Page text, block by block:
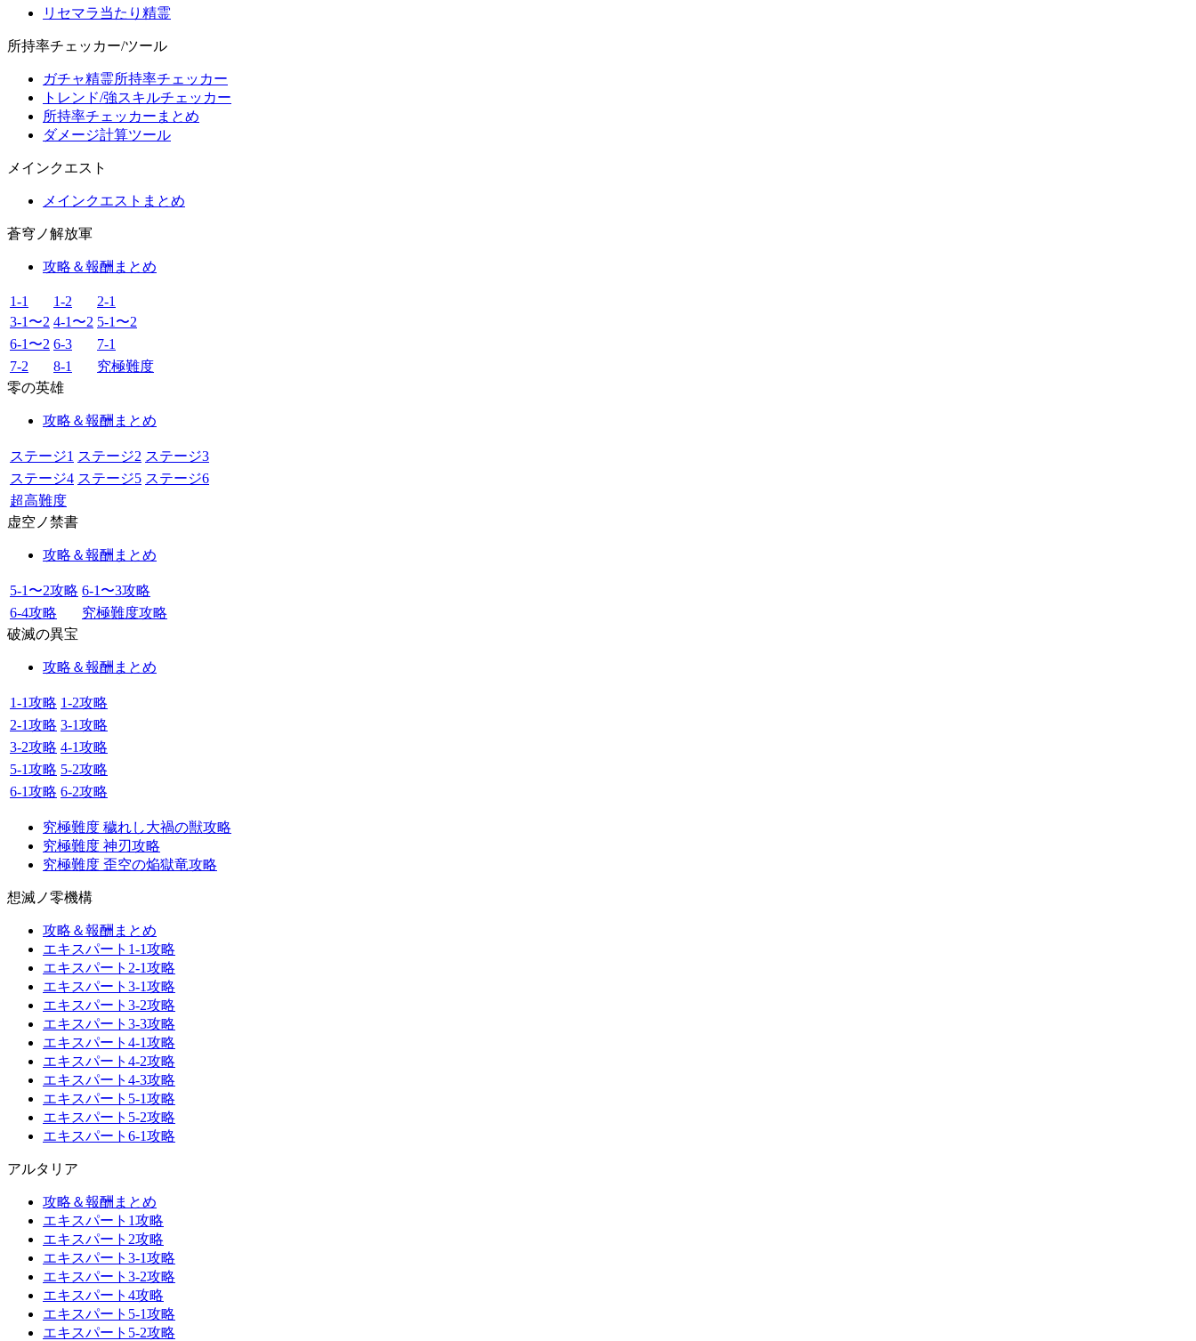
リセマラ当たり精霊
所持率チェッカー/ツール
ガチャ精霊所持率チェッカー
トレンド/強スキルチェッカー
所持率チェッカーまとめ
ダメージ計算ツール
メインクエスト
メインクエストまとめ
蒼穹ノ解放軍
攻略＆報酬まとめ
1-1 1-2
2-1
3-1〜2 4-1〜2 5-1〜2
6-1〜2 6-3
7-1
7-2
8-1
究極難度
零の英雄
攻略＆報酬まとめ
ステージ1 ステージ2 ステージ3
ステージ4 ステージ5 ステージ6
超高難度
虚空ノ禁書
攻略＆報酬まとめ
5-1〜2攻略 6-1〜3攻略
6-4攻略
究極難度攻略
破滅の異宝
攻略＆報酬まとめ
1-1攻略 1-2攻略
2-1攻略 3-1攻略
3-2攻略 4-1攻略
5-1攻略 5-2攻略
6-1攻略 6-2攻略
究極難度 穢れし大禍の獣攻略
究極難度 神刃攻略
究極難度 歪空の焔獄竜攻略
想滅ノ零機構
攻略＆報酬まとめ
エキスパート1-1攻略
エキスパート2-1攻略
エキスパート3-1攻略
エキスパート3-2攻略
エキスパート3-3攻略
エキスパート4-1攻略
エキスパート4-2攻略
エキスパート4-3攻略
エキスパート5-1攻略
エキスパート5-2攻略
エキスパート6-1攻略
アルタリア
攻略＆報酬まとめ
エキスパート1攻略
エキスパート2攻略
エキスパート3-1攻略
エキスパート3-2攻略
エキスパート4攻略
エキスパート5-1攻略
エキスパート5-2攻略